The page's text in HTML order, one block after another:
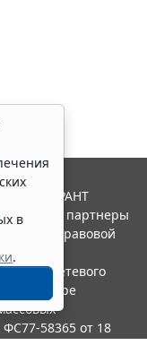
в
.
ГАРАНТ
и ее партнеры
правовой
сетевого
в сфере
58365 от 18